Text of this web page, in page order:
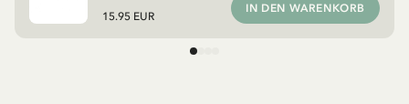
15.95 EUR
IN DEN WARENKORB